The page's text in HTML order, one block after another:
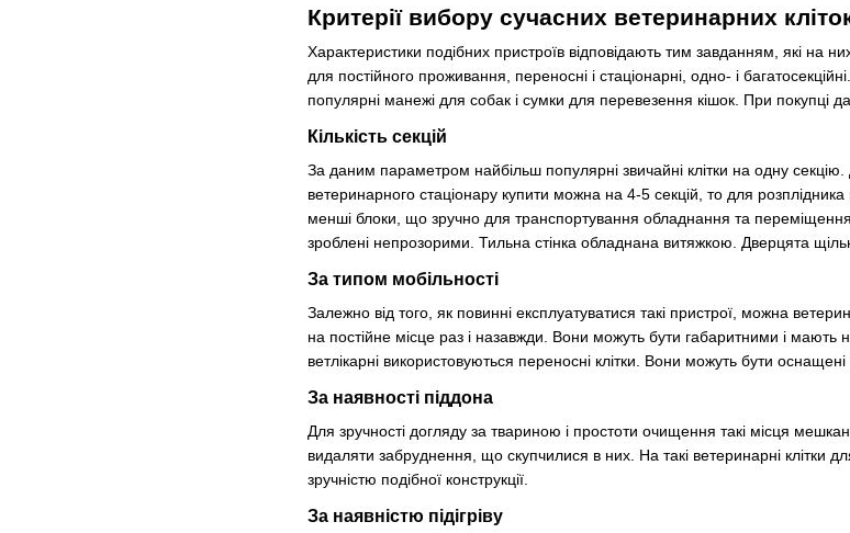
Критерії вибору сучасних ветеринарних
Характеристики подібних пристроїв відповідають тим завданням, які
для постійного проживання, переносні і стаціонарні, одно- і
популярні манежі для собак і сумки для перевезення кішок. При покупці
Кількість секцій
За даним параметром найбільш популярні звичайні клітки на одну
ветеринарного стаціонару купити можна на 4-5 секцій, то для розплідника
менші блоки, що зручно для транспортування обладнання та
зроблені непрозорими. Тильна стінка обладнана витяжкою. Дверцята
За типом мобільності
Залежно від того, як повинні експлуатуватися такі пристрої, можна
на постійне місце раз і назавжди. Вони можуть бути габаритними і мають
ветлікарні використовуються переносні клітки. Вони можуть бути
За наявності піддона
Для зручності догляду за твариною і простоти очищення такі місця
видаляти забруднення, що скупчилися в них. На такі ветеринарні клітки
зручністю подібної конструкції.
За наявністю підігріву